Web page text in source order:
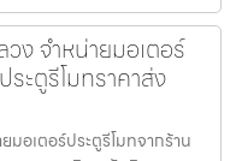
ง จำหน่ายมอเตอร์
ะตูรีโมทราคาส่ง
มอเตอร์ประตูรีโมทจากร้าน